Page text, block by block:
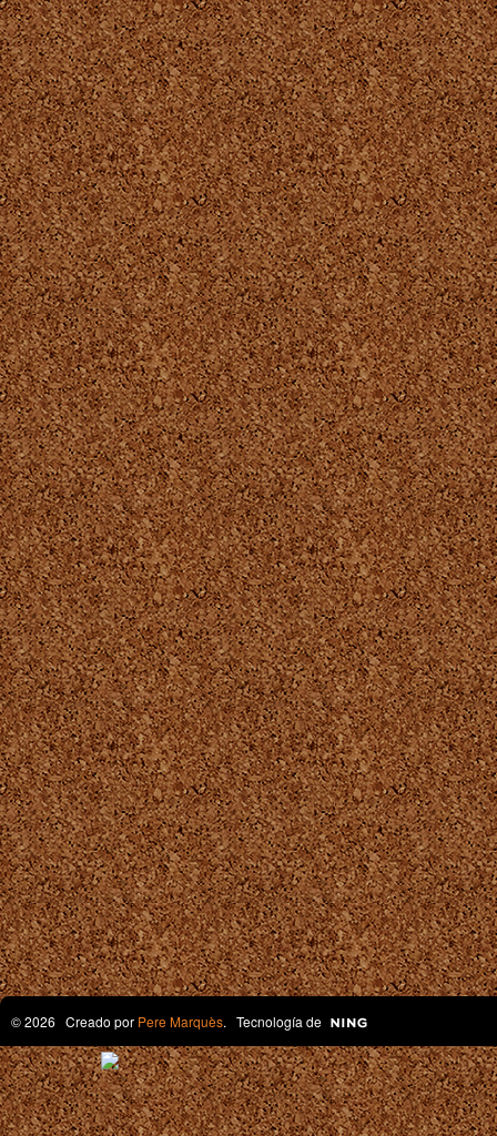
© 2026 Creado por Pere Marquès. Tecnología de